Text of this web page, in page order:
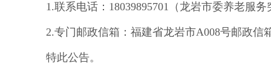
1.联系电话：18039895701（龙岩市委养老服务
2.专门邮政信箱：福建省龙岩市A008号邮政信
特此公告。